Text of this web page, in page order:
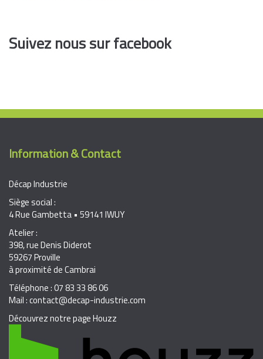
Suivez nous sur facebook
Information & Contact
Décap Industrie
Siège social :
4 Rue Gambetta • 59141 IWUY
Atelier :
398, rue Denis Diderot
59267 Proville
à proximité de Cambrai
Téléphone : 07 83 33 86 06
Mail : contact@decap-industrie.com
Découvrez notre page Houzz